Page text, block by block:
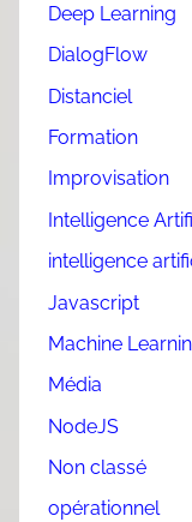
Deep Learning
DialogFlow
Distanciel
Formation
Improvisation
Intelligence
intelligence
Javascript
Machine
Média
NodeJS
Non classé
opérationnel